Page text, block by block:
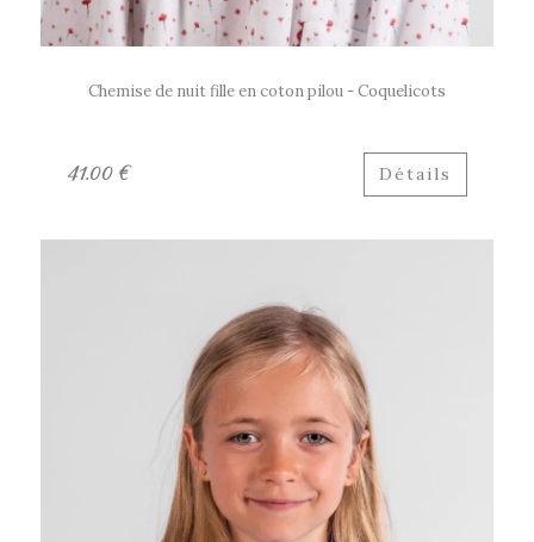
Chemise de nuit fille en coton pilou - Coquelicots
41.00 € Détails